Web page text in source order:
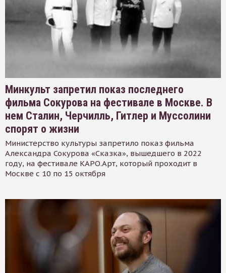
Минкульт запретил показ последнего
фильма Сокурова на фестивале в Москве. В
нем Сталин, Черчилль, Гитлер и Муссолини
спорят о жизни
Министерство культуры запретило показ фильма
Александра Сокурова «Сказка», вышедшего в 2022
году, на фестивале КАРО.Арт, который проходит в
Москве с 10 по 15 октября